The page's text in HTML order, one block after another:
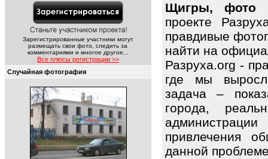
Зарегистрированные участники могут
размещать свои фото, следить за
комментариями и многое другое...
Все плюсы регистрации >>
Случайная фотография
Щигры, фото
проекте
правдивые
найти на
Разруха.org -
где мы
задача –
города,
привлечения
данной